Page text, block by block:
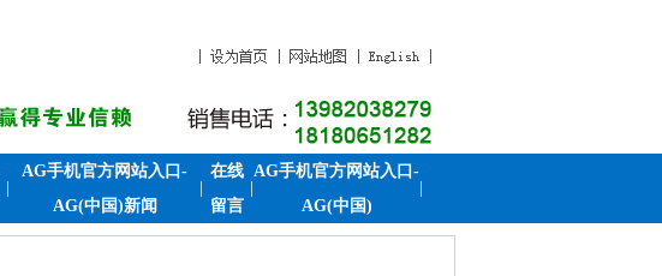
AG手机官方网站入口-
AG(中国)新闻
在线
留言
AG手机官方网站入口-
AG(中国)